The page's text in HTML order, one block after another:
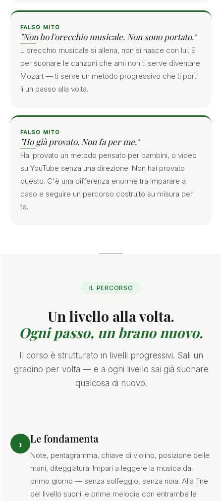
FALSO MITO
"Non ho l'orecchio musicale. Non sono portato."
L'orecchio musicale si allena, non si nasce con lui. E
per suonare le canzoni che ami non ti serve diventare
Mozart — ti serve un metodo progressivo che ti porti
lì un passo alla volta.
FALSO MITO
"Ho già provato. Non fa per me."
Hai provato un metodo pensato per bambini, o video
su YouTube senza una direzione. Non hai provato
questo. C'è una differenza enorme tra imparare a
caso e seguire un percorso costruito su misura per
te.
IL PERCORSO
Un livello alla volta.
Ogni passo, un brano nuovo.
Il corso è strutturato in livelli progressivi. Sali un
gradino per volta — e a ogni livello sai già suonare
qualcosa di nuovo.
1 Le fondamenta
Note, pentagramma, chiave di violino, posizione delle
mani, diteggiatura. Impari a leggere la musica dal
primo giorno — senza solfeggio, senza noia. Alla fine
del livello suoni le prime melodie con entrambe le